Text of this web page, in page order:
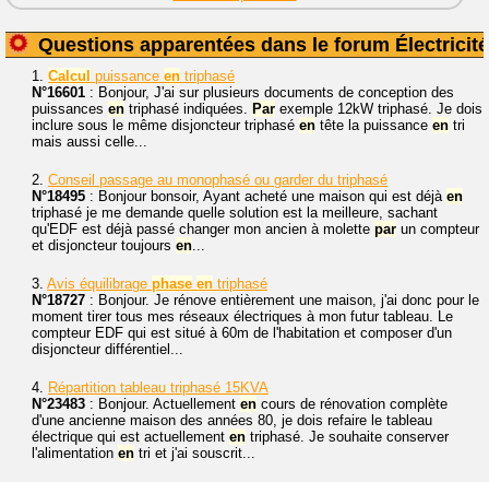
Questions apparentées dans le forum Électricité
1. Calcul puissance en triphasé
N°16601 : Bonjour, J'ai sur plusieurs documents de conception des
puissances en triphasé indiquées. Par exemple 12kW triphasé. Je dois
inclure sous le même disjoncteur triphasé en tête la puissance en tri
mais aussi celle...
2. Conseil passage au monophasé ou garder du triphasé
N°18495 : Bonjour bonsoir, Ayant acheté une maison qui est déjà en
triphasé je me demande quelle solution est la meilleure, sachant
qu'EDF est déjà passé changer mon ancien à molette par un compteur
et disjoncteur toujours en...
3. Avis équilibrage phase en triphasé
N°18727 : Bonjour. Je rénove entièrement une maison, j'ai donc pour le
moment tirer tous mes réseaux électriques à mon futur tableau. Le
compteur EDF qui est situé à 60m de l'habitation et composer d'un
disjoncteur différentiel...
4. Répartition tableau triphasé 15KVA
N°23483 : Bonjour. Actuellement en cours de rénovation complète
d'une ancienne maison des années 80, je dois refaire le tableau
électrique qui est actuellement en triphasé. Je souhaite conserver
l'alimentation en tri et j'ai souscrit...